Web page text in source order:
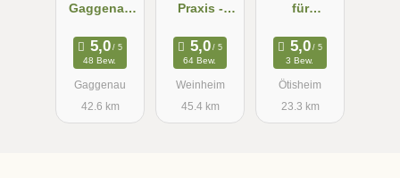
Gaggenau
Heinz
48 Bew.
Gaggenau
42.6 km
Praxis -
Eichenauer
Heilpraktiker
in Weinheim
64 Bew.
Weinheim
45.4 km
für
pie N.
Raess-
Beuchle
3 Bew.
Ötisheim
23.3 km